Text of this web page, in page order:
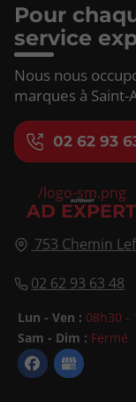
/logo-sm.png
AD EXPERT
753 Chemin
02 62 93 63 48
Lun - Ven : 08h30 -
Sam - Dim : Fermé
Pour
service
Nous nous
marques à Saint-
02 62 93